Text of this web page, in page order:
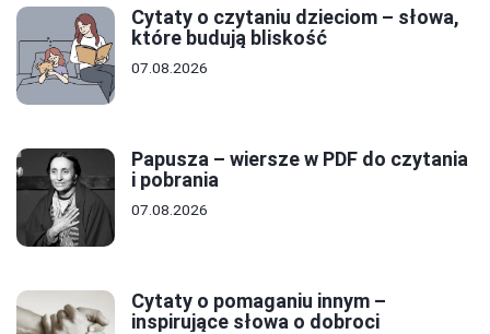
Cytaty o czytaniu dzieciom – słowa,
które budują bliskość
07.08.2026
Papusza – wiersze w PDF do czytania
i pobrania
07.08.2026
Cytaty o pomaganiu innym –
inspirujące słowa o dobroci